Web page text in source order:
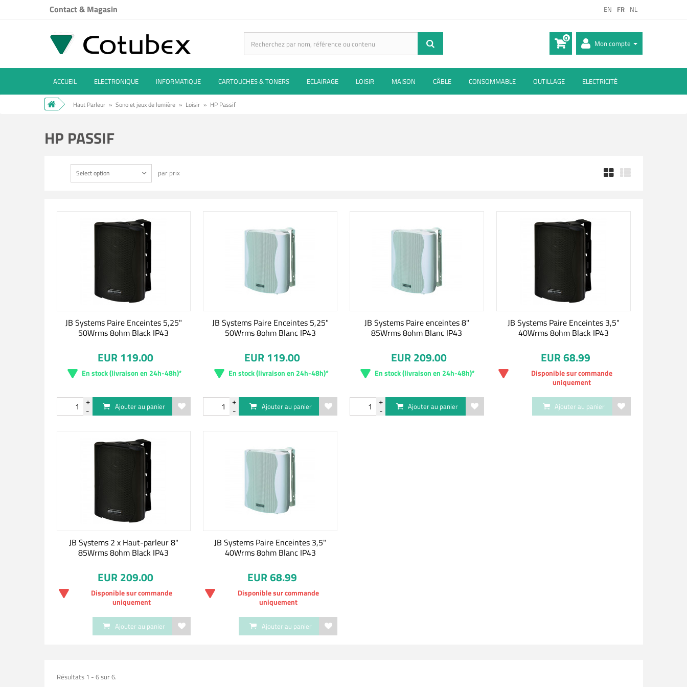
EN FR NL
Contact & Magasin
Mon compte
0
ACCUEIL ELECTRONIQUE INFORMATIQUE CARTOUCHES & TONERS ECLAIRAGE LOISIR MAISON CÂBLE CONSOMMABLE OUTILLAGE ELECTRICITÉ
Haut Parleur » Sono et jeux de lumière » Loisir » HP Passif
HP PASSIF
Select option par prix
JB Systems Paire Enceintes 5,25"
50Wrms 8ohm Black IP43
EUR 119.00
En stock (livraison en 24h-48h)*
Ajouter au panier
JB Systems Paire Enceintes 5,25"
50Wrms 8ohm Blanc IP43
EUR 119.00
En stock (livraison en 24h-48h)*
Ajouter au panier
JB Systems Paire enceintes 8"
85Wrms 8ohm Blanc IP43
EUR 209.00
En stock (livraison en 24h-48h)*
Ajouter au panier
JB Systems Paire Enceintes 3,5"
40Wrms 8ohm Black IP43
EUR 68.99
Disponible sur commande
uniquement
Ajouter au panier
JB Systems 2 x Haut-parleur 8"
85Wrms 8ohm Black IP43
EUR 209.00
Disponible sur commande
uniquement
Ajouter au panier
JB Systems Paire Enceintes 3,5"
40Wrms 8ohm Blanc IP43
EUR 68.99
Disponible sur commande
uniquement
Ajouter au panier
Résultats 1 - 6 sur 6.